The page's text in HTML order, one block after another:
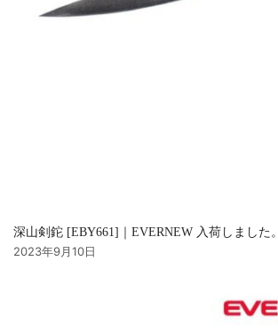
深山剣鉈 [EBY661]｜EVERNEW 入荷しました。
2023年9月10日